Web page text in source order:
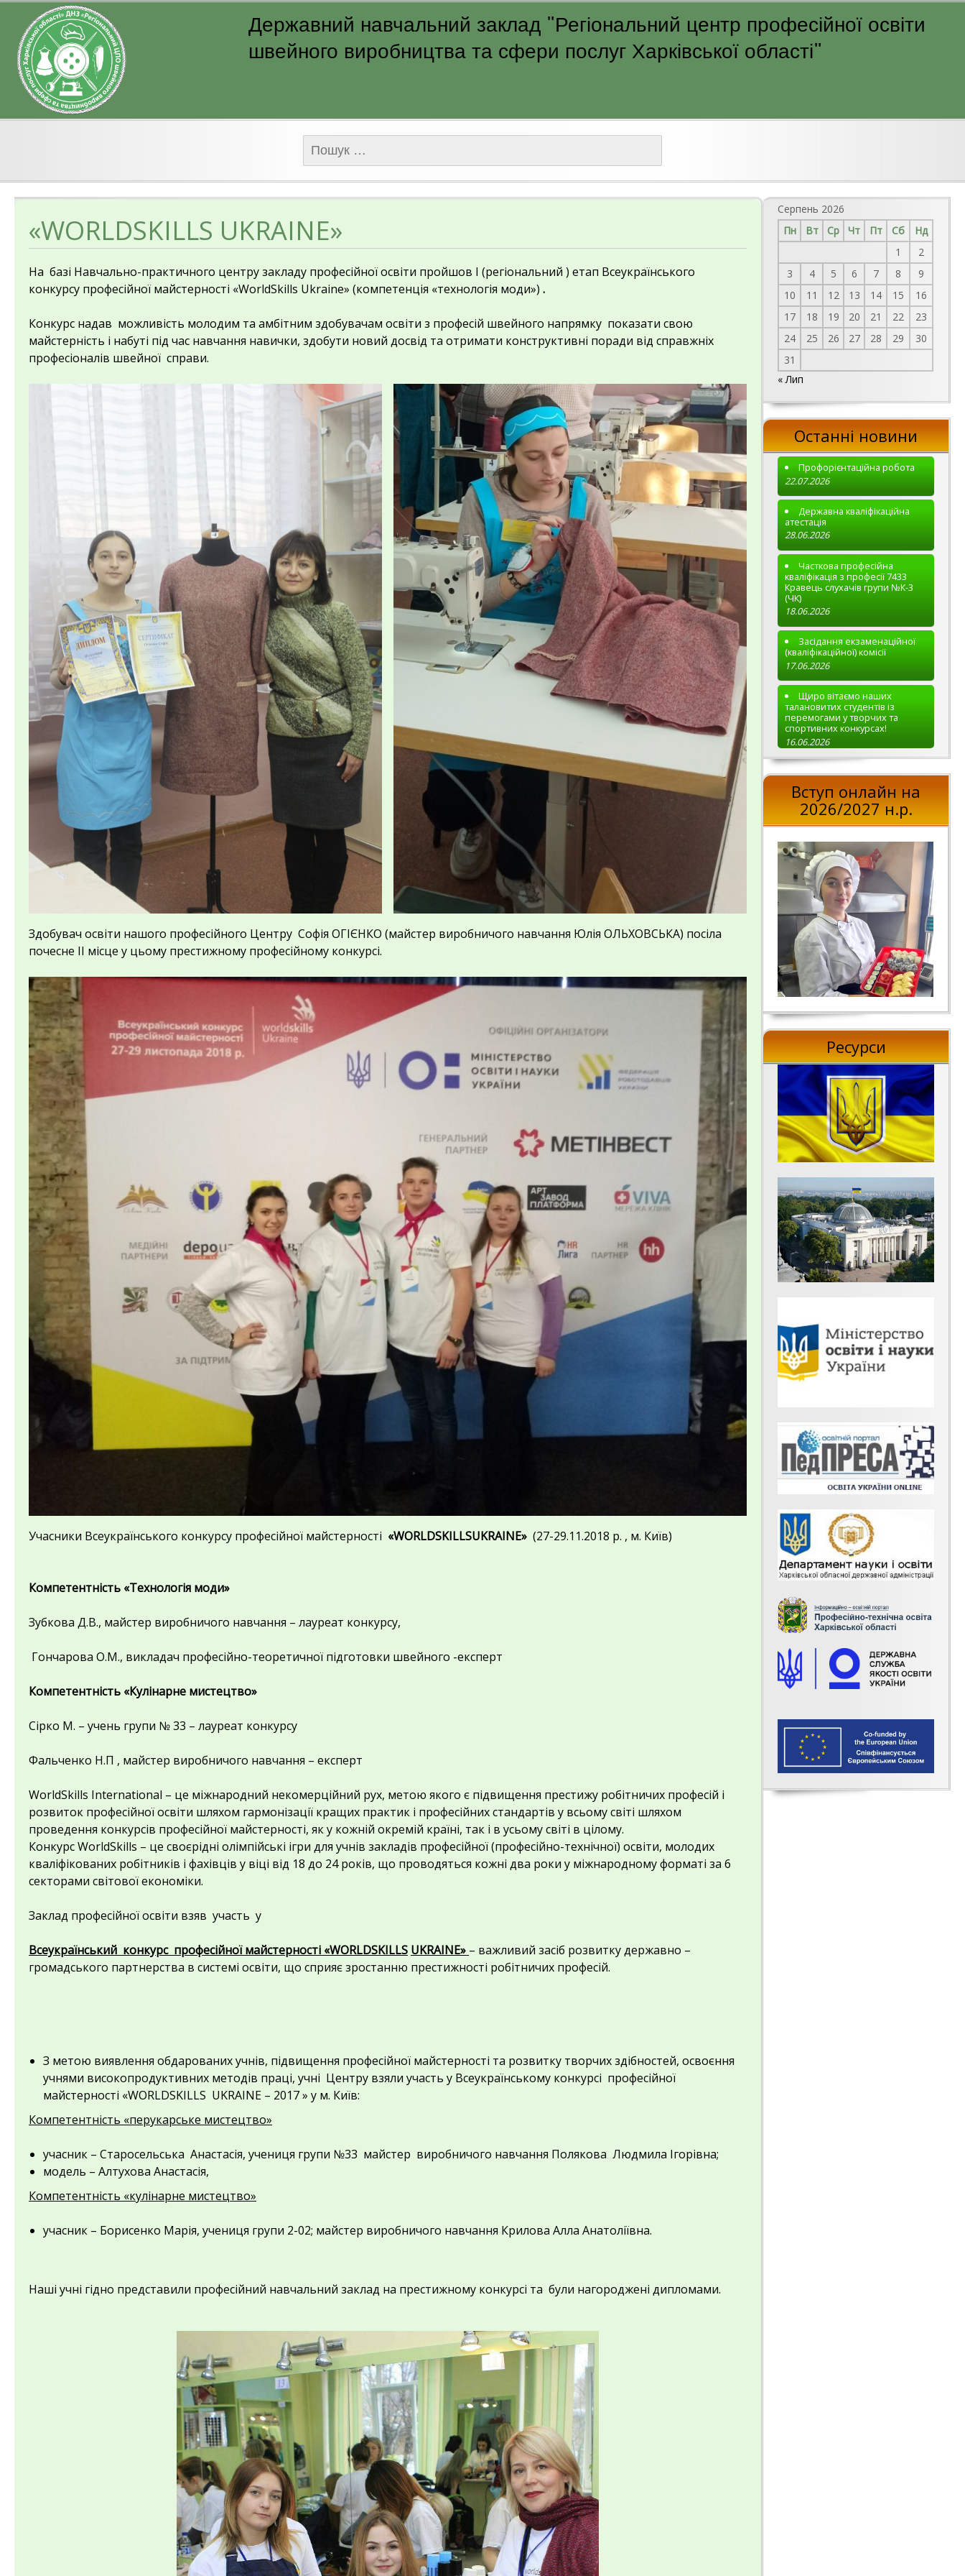
Державний навчальний заклад "Регіональний центр професійної освіти
швейного виробництва та сфери послуг Харківської області"
«WORLDSKILLS UKRAINE»
На базі Навчально-практичного центру закладу професійної освіти пройшов І (регіональний ) етап Всеукраїнського
конкурсу професійної майстерності «WorldSkills Ukraine» (компетенція «технологія моди») .
Конкурс надав можливість молодим та амбітним здобувачам освіти з професій швейного напрямку показати свою
майстерність і набуті під час навчання навички, здобути новий досвід та отримати конструктивні поради від справжніх
професіоналів швейної справи.
Здобувач освіти нашого професійного Центру Софія ОГІЄНКО (майстер виробничого навчання Юлія ОЛЬХОВСЬКА) посіла
почесне ІІ місце у цьому престижному професійному конкурсі.
Учасники Всеукраїнського конкурсу професійної майстерності «WORLDSKILLSUKRAINE» (27-29.11.2018 р. , м. Київ)
Компетентність «Технологія моди»
Зубкова Д.В., майстер виробничого навчання – лауреат конкурсу,
Гончарова О.М., викладач професійно-теоретичної підготовки швейного -експерт
Компетентність «Кулінарне мистецтво»
Сірко М. – учень групи № 33 – лауреат конкурсу
Фальченко Н.П , майстер виробничого навчання – експерт
WorldSkills International – це міжнародний некомерційний рух, метою якого є підвищення престижу робітничих професій і
розвиток професійної освіти шляхом гармонізації кращих практик і професійних стандартів у всьому світі шляхом
проведення конкурсів професійної майстерності, як у кожній окремій країні, так і в усьому світі в цілому.
Конкурс WorldSkills – це своєрідні олімпійські ігри для учнів закладів професійної (професійно-технічної) освіти, молодих
кваліфікованих робітників і фахівців у віці від 18 до 24 років, що проводяться кожні два роки у міжнародному форматі за 6
секторами світової економіки.
Заклад професійної освіти взяв участь у
Всеукраїнський конкурс професійної майстерності «WORLDSKILLS UKRAINE» – важливий засіб розвитку державно –
громадського партнерства в системі освіти, що сприяє зростанню престижності робітничих професій.
З метою виявлення обдарованих учнів, підвищення професійної майстерності та розвитку творчих здібностей, освоєння
учнями високопродуктивних методів праці, учні Центру взяли участь у Всеукраїнському конкурсі професійної
майстерності «WORLDSKILLS UKRAINE – 2017 » у м. Київ:
Компетентність «перукарське мистецтво»
учасник – Старосельська Анастасія, учениця групи №33 майстер виробничого навчання Полякова Людмила Ігорівна;
модель – Алтухова Анастасія,
Компетентність «кулінарне мистецтво»
учасник – Борисенко Марія, учениця групи 2-02; майстер виробничого навчання Крилова Алла Анатоліївна.
Наші учні гідно представили професійний навчальний заклад на престижному конкурсі та були нагороджені дипломами.
Серпень 2026
Пн
Вт Ср Чт Пт Сб
Нд
1
2
3
4 5 6 7 8
9
10
11 12 13 14 15
16
17
18 19 20 21 22
23
24
25 26 27 28 29
30
31
« Лип
Останні новини
Профорієнтаційна робота
22.07.2026
Державна кваліфікаційна
атестація
28.06.2026
Часткова професійна
кваліфікація з професії 7433
Кравець слухачів групи №К-3
(ЧК)
18.06.2026
Засідання екзаменаційної
(кваліфікаційної) комісії
17.06.2026
Щиро вітаємо наших
талановитих студентів із
перемогами у творчих та
спортивних конкурсах!
16.06.2026
Вступ онлайн на
2026/2027 н.р.
Ресурси